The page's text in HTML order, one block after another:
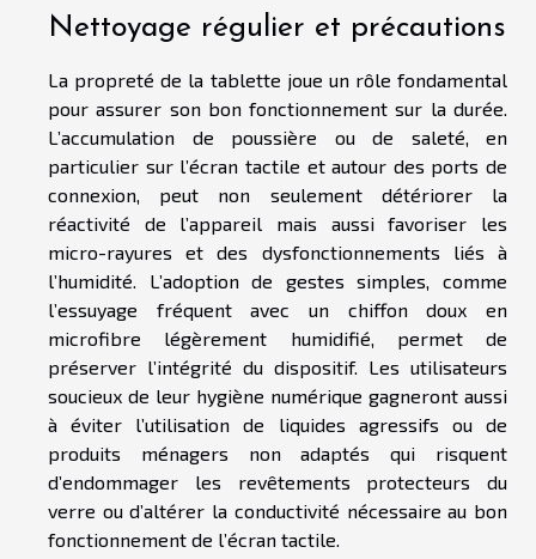
Nettoyage régulier et précautions
La propreté de la tablette joue un rôle fondamental
pour assurer son bon fonctionnement sur la durée.
L’accumulation de poussière ou de saleté, en
particulier sur l’écran tactile et autour des ports de
connexion, peut non seulement détériorer la
réactivité de l’appareil mais aussi favoriser les
micro-rayures et des dysfonctionnements liés à
l’humidité. L’adoption de gestes simples, comme
l’essuyage fréquent avec un chiffon doux en
microfibre légèrement humidifié, permet de
préserver l’intégrité du dispositif. Les utilisateurs
soucieux de leur hygiène numérique gagneront aussi
à éviter l’utilisation de liquides agressifs ou de
produits ménagers non adaptés qui risquent
d’endommager les revêtements protecteurs du
verre ou d’altérer la conductivité nécessaire au bon
fonctionnement de l’écran tactile.